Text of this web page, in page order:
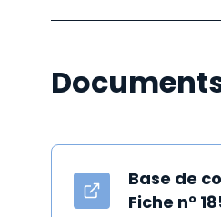
Base de
Fiche n°